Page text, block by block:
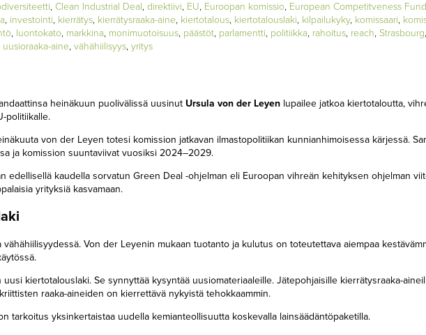
, Clean Industrial Deal, direktiivi, EU, Euroopan komissio, European Competitveness Fund
, investointi, kierrätys, kierrätysraaka-aine, kiertotalous, kiertotalouslaki, kilpailukyky, komissaari,
, luontokato, markkina, monimuotoisuus, päästöt, parlamentti, politiikka, rahoitus, reach, Strasbourg
uusioraaka-aine, vähähiilisyys, yritys
heinäkuun puolivälissä uusinut Ursula von der Leyenlupailee jatkoa kiertotaloutta,
politiikalle.
von der Leyen totesi komission jatkavan ilmastopolitiikan kunnianhimoisessa kärjessä.
ja komission suuntaviivat vuosiksi 2024–2029.
edellisellä kaudella sorvatun Green Deal -ohjelman eli Euroopan vihreän kehityksen ohjelman
yrityksiä kasvamaan.
Von der Leyenin mukaan tuotanto ja kulutus on toteutettava aiempaa
kiertotalouslaki. Se synnyttää kysyntää uusiomateriaaleille. Jätepohjaisille kierrätysraaka-
raaka-aineiden on kierrettävä nykyistä tehokkaammin.
tarkoitus yksinkertaistaa uudella kemianteollisuutta koskevalla lainsäädäntöpaketilla.